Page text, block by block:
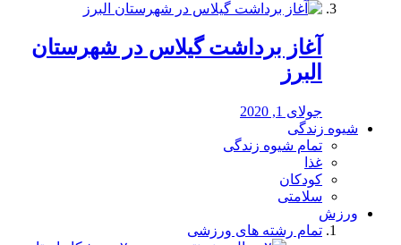
آغاز برداشت گیلاس در شهرستان
البرز
جولای 1, 2020
شیوه زندگی
تمام شیوه زندگی
غذا
کودکان
سلامتی
ورزش
تمام رشته های ورزشی